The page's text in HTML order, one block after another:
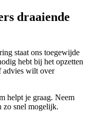
draaiende
staat ons toegewijde
hebt bij het opzetten
advies wilt over
helpt je graag. Neem
zo snel mogelijk.